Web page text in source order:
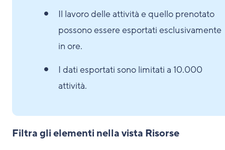
Il lavoro delle attività e quello prenotato
possono essere esportati esclusivamente
in ore.
I dati esportati sono limitati a 10.000
attività.
Filtra gli elementi nella vista Risorse